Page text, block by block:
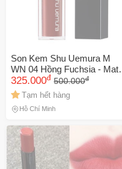
Son Kem Shu Uemura M
WN 04 Hồng Fuchsia -
Supreme Lacquer Chất Son
Mịn Mượt, Bền Màu, Nâng
Cấp Nhan Sắc, Món Quà
Tuyệt Vời Cho Phái Đẹp
325.000đ 500.000đ
Tạm hết hàng
Hồ Chí Minh